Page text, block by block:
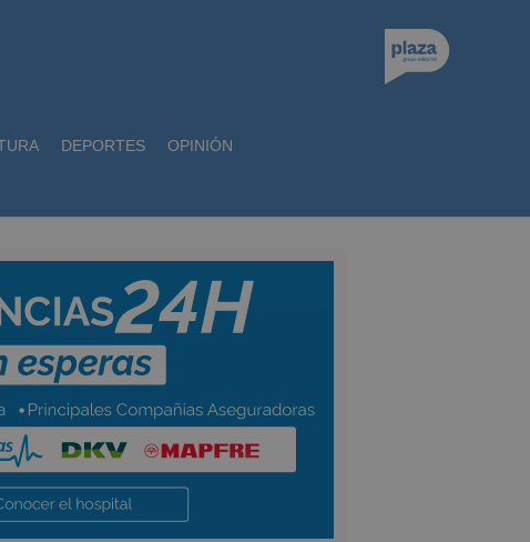
DEPORTES OPINIÓN